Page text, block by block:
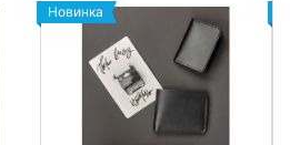
Новинка